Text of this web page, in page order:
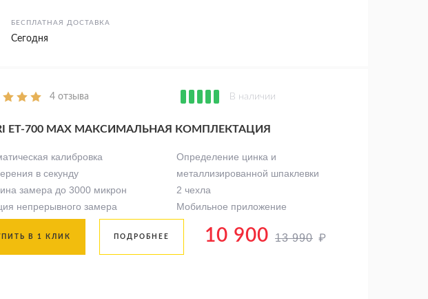
БЕСПЛАТНАЯ ДОСТАВКА
Сегодня
В наличии
4 отзыва
ET-700 MAX МАКСИМАЛЬНАЯ КОМПЛЕКТАЦИЯ
калибровка
в секунду
замера до 3000 микрон
непрерывного замера
Определение цинка и
металлизированной шпаклевки
2 чехла
Мобильное приложение
10 900 13 990 ₽
В 1 КЛИК ПОДРОБНЕЕ